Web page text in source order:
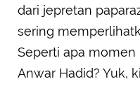
dari jepretan
sering
Seperti apa momen
Anwar Hadid? Yuk,